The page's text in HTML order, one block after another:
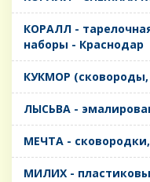
КОРАЛЛ -
наборы - Краснодар
КУКМОР
ЛЫСЬВА -
МЕЧТА -
МИЛИХ -